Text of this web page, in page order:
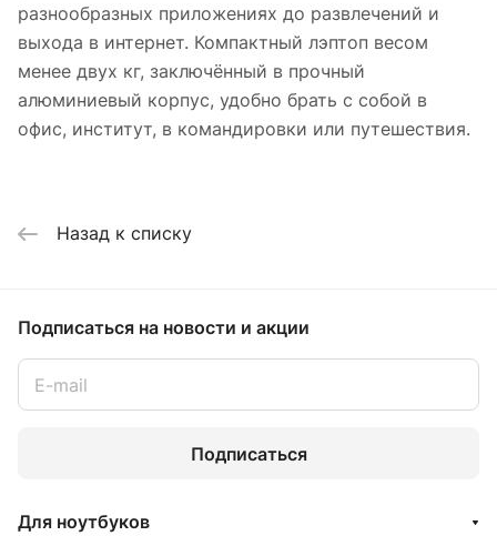
разнообразных приложениях до развлечений и
выхода в интернет. Компактный лэптоп весом
менее двух кг, заключённый в прочный
алюминиевый корпус, удобно брать с собой в
офис, институт, в командировки или путешествия.
Назад к списку
Подписаться на новости и акции
Подписаться
Для ноутбуков